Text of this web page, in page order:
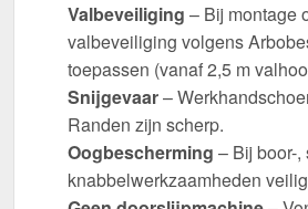
Valbeveiliging – Bij montage
valbeveiliging volgens
toepassen (vanaf 2,5 m
Snijgevaar–
Randen zijn scherp.
Oogbescherming – Bij boor-,
knabbelwerkzaamheden